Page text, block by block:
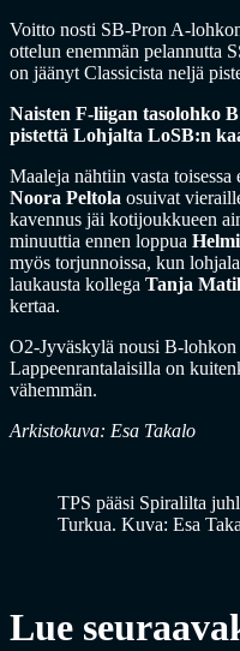
Voitto nosti SB-Pron A-
ottelun enemmän pelannutta
on jäänyt Classicista neljä
Naisten F-liigan tasolohko
pistettä Lohjalta LoSB:n
Maaleja nähtiin vasta toisessa
Noora Peltola osuivat
kavennus jäi kotijoukkueen
minuuttia ennen loppua
myös torjunnoissa, kun
laukausta kollega Tanja
kertaa.
O2-Jyväskylä nousi B-lohkon
Lappeenrantalaisilla on
vähemmän.
Arkistokuva: Esa Takalo
TPS pääsi Spiralilta
Turkua. Kuva: Esa
Lue